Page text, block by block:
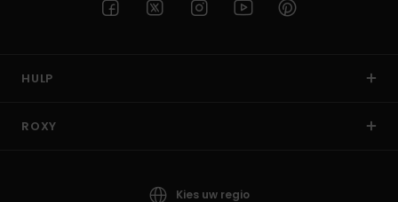
HULP
ROXY
Kies uw regio